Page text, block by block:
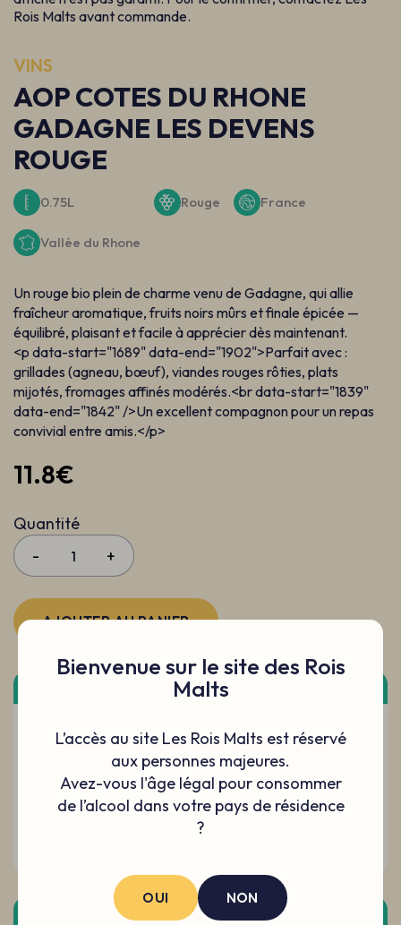
Bienvenue sur le site des Rois
Malts
L’accès au site Les Rois Malts est réservé
aux personnes majeures.
Avez-vous l'âge légal pour consommer
de l’alcool dans votre pays de résidence
?
OUI NON
Rois Malts avant commande.
VINS
AOP COTES DU RHONE
GADAGNE LES DEVENS
ROUGE
0.75L Rouge France
Vallée du Rhone
Un rouge bio plein de charme venu de Gadagne, qui allie
fraîcheur aromatique, fruits noirs mûrs et finale épicée —
équilibré, plaisant et facile à apprécier dès maintenant.
<p data-start="1689" data-end="1902">Parfait avec :
grillades (agneau, bœuf), viandes rouges rôties, plats
mijotés, fromages affinés modérés.<br data-start="1839"
data-end="1842" />Un excellent compagnon pour un repas
convivial entre amis.</p>
11.8€
Quantité
-
+
AJOUTER AU PANIER
PRODUIT AJOUTÉ
Puissance
Fruité
Dégustation